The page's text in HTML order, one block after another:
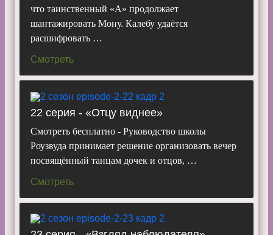
что таинственный «А» продолжает
шантажировать Мону. Калебу удаётся
расшифровать …
Смотреть
22 серия - «Отцу виднее»
Смотреть бесплатно - Руководство школы
Роузвуда принимает решение организовать вечер
посвящённый танцам дочек и отцов, …
Смотреть